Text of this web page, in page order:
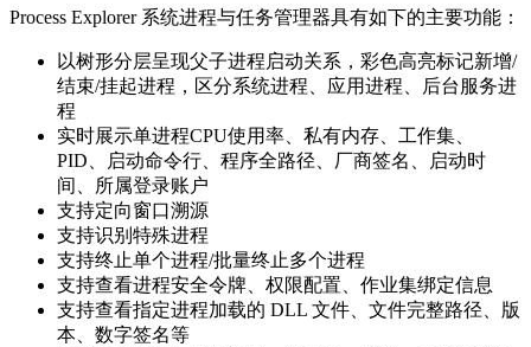
Process Explorer 系统进程与任务管理器具有如下的主要功能：
以树形分层呈现父子进程启动关系，彩色高亮标记新增/
结束/挂起进程，区分系统进程、应用进程、后台服务进
程
实时展示单进程CPU使用率、私有内存、工作集、
PID、启动命令行、程序全路径、厂商签名、启动时
间、所属登录账户
支持定向窗口溯源
支持识别特殊进程
支持终止单个进程/批量终止多个进程
支持查看进程安全令牌、权限配置、作业集绑定信息
支持查看指定进程加载的 DLL 文件、文件完整路径、版
本、数字签名等